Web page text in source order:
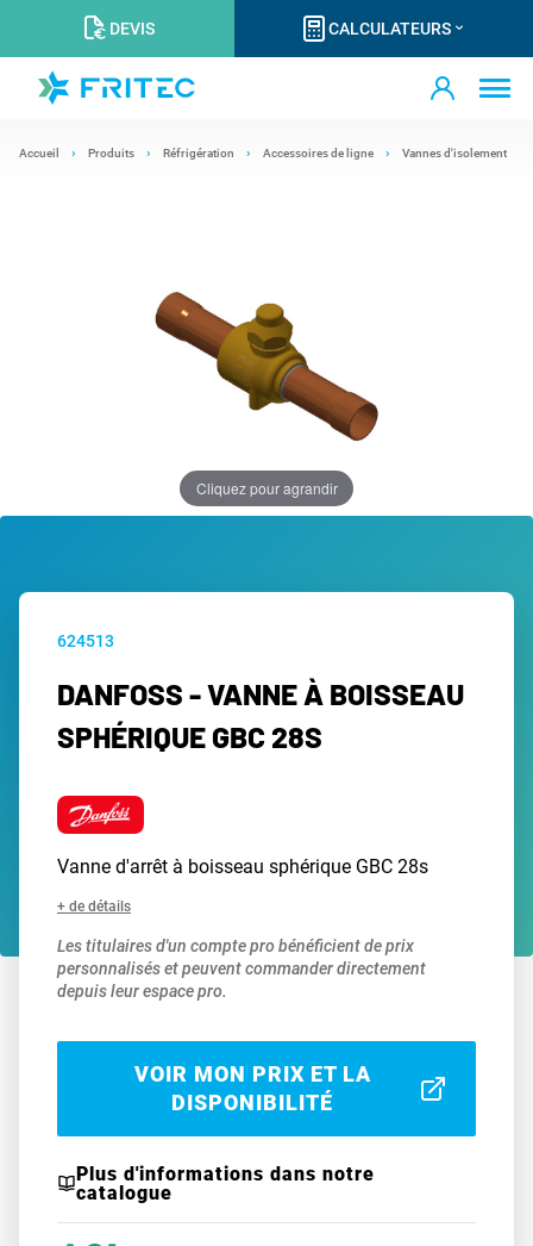
DEVIS CALCULATEURS
Accueil Produits Réfrigération Accessoires de ligne Vannes d'isolement
Cliquez pour agrandir
624513
DANFOSS - VANNE À BOISSEAU
SPHÉRIQUE GBC 28S
Vanne d'arrêt à boisseau sphérique GBC 28s
+ de détails
Les titulaires d'un compte pro bénéficient de prix
personnalisés et peuvent commander directement
depuis leur espace pro.
VOIR MON PRIX ET LA
DISPONIBILITÉ
Plus d'informations dans notre
catalogue